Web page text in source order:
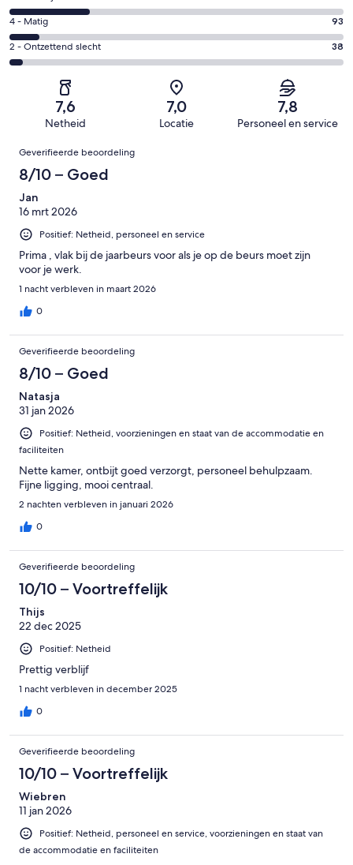
191
van
1001
beoordelingen
-
Goed.
441
van
beoordelingen
6
-
Redelijk.
238
beoordelingen
Gastenscore:
4
-
4 - Matig 93
Gastenscore:
2
Ontzettend
van
beoordelingen
2 - Ontzettend slecht 38
7,6
Netheid
7,0
Locatie
7,8
Personeel en service
Beoordelingen
Geverifieerde beoordeling
8/10 – Goed
Jan
16 mrt 2026
Positief: Netheid, personeel en service
Prima , vlak bij de jaarbeurs voor als je op de beurs moet zijn
voor je werk.
1 nacht verbleven in maart 2026
0
Geverifieerde beoordeling
8/10 – Goed
Natasja
31 jan 2026
Positief: Netheid, voorzieningen en staat van de accommodatie en
faciliteiten
Nette kamer, ontbijt goed verzorgt, personeel behulpzaam.
Fijne ligging, mooi centraal.
2 nachten verbleven in januari 2026
0
Geverifieerde beoordeling
10/10 – Voortreffelijk
Thijs
22 dec 2025
Positief: Netheid
Prettig verblijf
1 nacht verbleven in december 2025
0
Geverifieerde beoordeling
10/10 – Voortreffelijk
Wiebren
11 jan 2026
Positief: Netheid, personeel en service, voorzieningen en staat van
de accommodatie en faciliteiten